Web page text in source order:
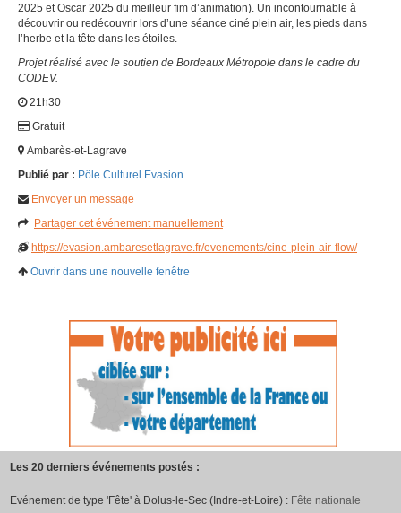
2025 et Oscar 2025 du meilleur fim d’animation). Un incontournable à
découvrir ou redécouvrir lors d’une séance ciné plein air, les pieds dans
l’herbe et la tête dans les étoiles.
Projet réalisé avec le soutien de Bordeaux Métropole dans le cadre du
CODEV.
21h30
Gratuit
Ambarès-et-Lagrave
Publié par : Pôle Culturel Evasion
Envoyer un message
Partager cet événement manuellement
https://evasion.ambaresetlagrave.fr/evenements/cine-plein-air-flow/
Ouvrir dans une nouvelle fenêtre
Les 20 derniers événements postés :
Evénement de type 'Fête' à Dolus-le-Sec (Indre-et-Loire) : Fête nationale